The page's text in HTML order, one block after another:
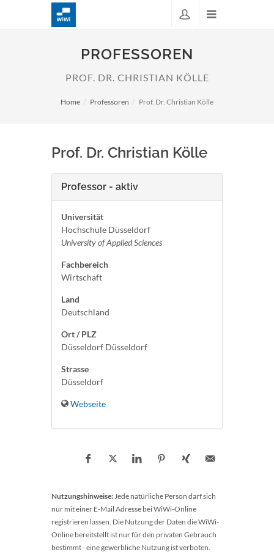
PROFESSOREN
PROF. DR. CHRISTIAN KÖLLE
Home Professoren Prof. Dr. Christian Kölle
Prof. Dr. Christian Kölle
Professor - aktiv
Universität
Hochschule Düsseldorf
University of Applied Sciences
Fachbereich
Wirtschaft
Land
Deutschland
Ort / PLZ
Düsseldorf Düsseldorf
Strasse
Düsseldorf
Webseite
Nutzungshinweise:Jede natürliche Person darf sich
nur mit einer E-Mail Adresse bei WiWi-Online
registrieren lassen. Die Nutzung der Daten die WiWi-
Online bereitstellt ist nur für den privaten Gebrauch
bestimmt - eine gewerbliche Nutzung ist verboten.